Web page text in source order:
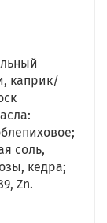
каприк/
соль,
кедра;
Zn.